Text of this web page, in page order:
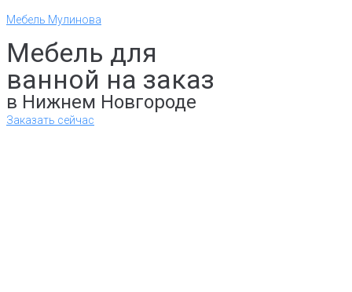
Мебель Мулинова
Мебель для
ванной на заказ
в Нижнем Новгороде
Заказать сейчас